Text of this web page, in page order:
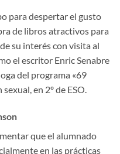
para despertar el gusto
de libros atractivos para
su interés con visita al
el escritor Enric Senabre
del programa «69
en 2º de ESO.
que el alumnado
en las prácticas